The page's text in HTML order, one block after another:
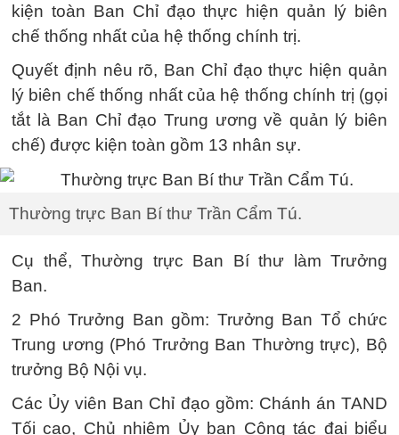
kiện toàn Ban Chỉ đạo thực hiện quản lý biên
chế thống nhất của hệ thống chính trị.
Quyết định nêu rõ, Ban Chỉ đạo thực hiện quản
lý biên chế thống nhất của hệ thống chính trị (gọi
tắt là Ban Chỉ đạo Trung ương về quản lý biên
chế) được kiện toàn gồm 13 nhân sự.
Thường trực Ban Bí thư Trần Cẩm Tú.
Cụ thể, Thường trực Ban Bí thư làm Trưởng
Ban.
2 Phó Trưởng Ban gồm: Trưởng Ban Tổ chức
Trung ương (Phó Trưởng Ban Thường trực), Bộ
trưởng Bộ Nội vụ.
Các Ủy viên Ban Chỉ đạo gồm: Chánh án TAND
Tối cao, Chủ nhiệm Ủy ban Công tác đại biểu